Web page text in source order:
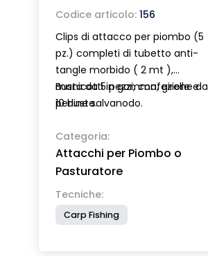
Codice articolo: 156
Clips di attacco per piombo (5
pz.) completi di tubetto anti-
tangle morbido ( 2 mt ),
manicotti in gomma, girelle e
perline salvanodo.
Busta da 5 pezzi, confezione da
10 buste.
Categoria:
Attacchi per Piombo o
Pasturatore
Tecniche:
Carp Fishing